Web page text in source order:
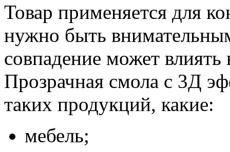
Товар применяется для
нужно быть
совпадение может влиять
Прозрачная смола с 3Д
таких продукций, какие:
мебель;